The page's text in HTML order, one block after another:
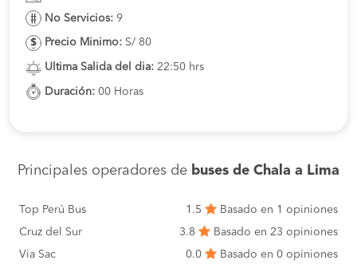
No Servicios: 9
Precio Minimo: S/ 80
Ultima Salida del dia: 22:50 hrs
Duración: 00 Horas
Principales operadores de buses de Chala a Lima
Top Perú Bus 1.5
Basado en 1 opiniones
Cruz del Sur
3.8
Basado en 23 opiniones
Via Sac
0.0 Basado en 0 opiniones